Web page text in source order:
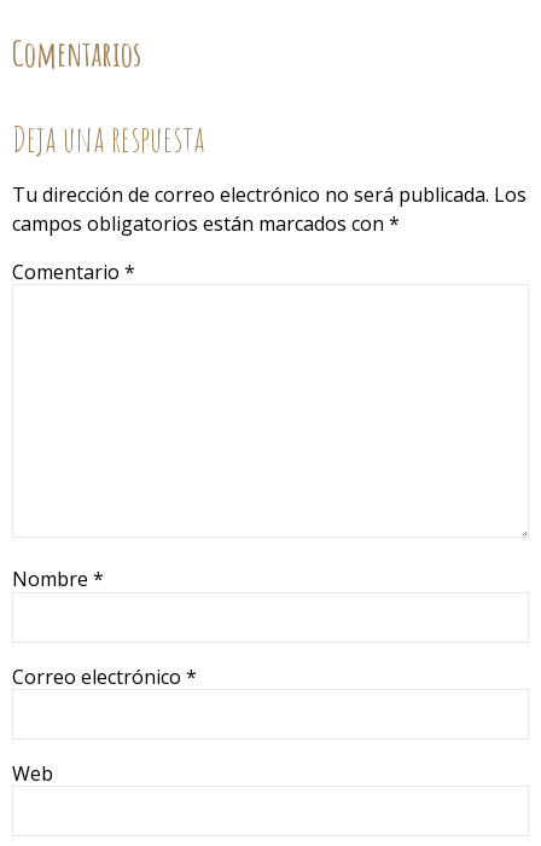
Comentarios
Deja una respuesta
Tu dirección de correo electrónico no será publicada. Los
campos obligatorios están marcados con *
Comentario *
Nombre *
Correo electrónico *
Web